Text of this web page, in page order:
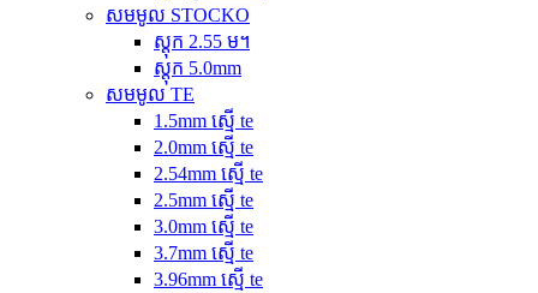
សមមូល STOCKO
ស្តុក 2.55 ម។
ស្តុក 5.0mm
សមមូល TE
1.5mm ស្មើ te
2.0mm ស្មើ te
2.54mm ស្មើ te
2.5mm ស្មើ te
3.0mm ស្មើ te
3.7mm ស្មើ te
3.96mm ស្មើ te